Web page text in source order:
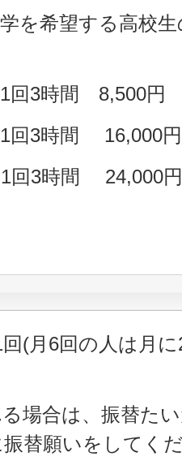
を希望する高校
3時間 8,500円
3時間 16,000円
3時間 24,000円
(月6回の人は月
場合は、振替た
替願いをしてく